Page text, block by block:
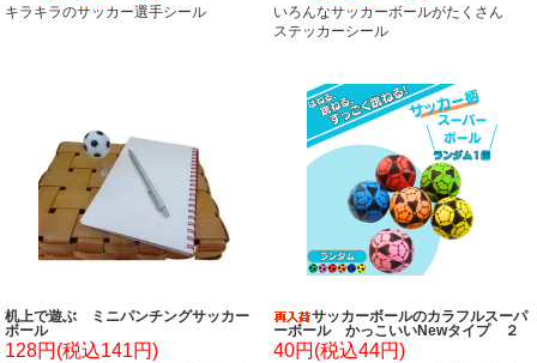
キラキラのサッカー選手シール
いろんなサッカーボールがたくさん
ステッカーシール
机上で遊ぶ ミニパンチングサッカー
ボール
128円(税込141円)
サッカーボールのカラフルスーパ
ーボール かっこいいNewタイプ ２
３ミリ ランダム１個
40円(税込44円)